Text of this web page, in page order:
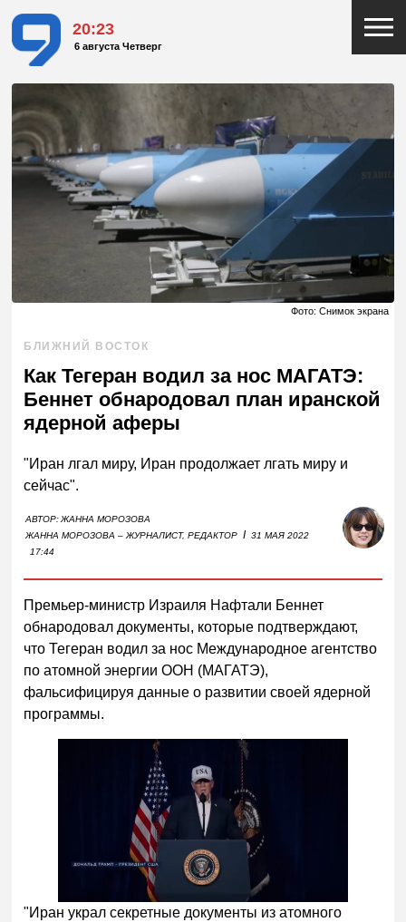
20:23
6 августа Четверг
Фото: Снимок экрана
БЛИЖНИЙ ВОСТОК
Как Тегеран водил за нос МАГАТЭ:
Беннет обнародовал план иранской
ядерной аферы
"Иран лгал миру, Иран продолжает лгать миру и
сейчас".
АВТОР:ЖАННА МОРОЗОВА
ЖАННА МОРОЗОВА – ЖУРНАЛИСТ, РЕДАКТОР I 31 МАЯ 2022
17:44
Премьер-министр Израиля Нафтали Беннет
обнародовал документы, которые подтверждают,
что Тегеран водил за нос Международное агентство
по атомной энергии ООН (МАГАТЭ),
фальсифицируя данные о развитии своей ядерной
программы.
Следующее видео через
5
Отмена
"Иран украл секретные документы из атомного